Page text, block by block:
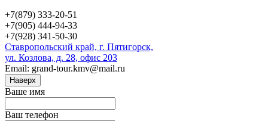
+7(879) 333-20-51
+7(905) 444-94-33
+7(928) 341-50-30
Ставропольский край, г. Пятигорск,
ул. Козлова, д. 28, офис 203
Email: grand-tour.kmv@mail.ru
Наверх
Ваше имя
Ваш телефон